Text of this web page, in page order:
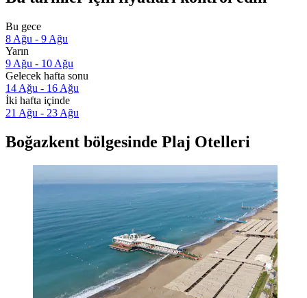
Bu gece
8 Ağu - 9 Ağu
Yarın
9 Ağu - 10 Ağu
Gelecek hafta sonu
14 Ağu - 16 Ağu
İki hafta içinde
21 Ağu - 23 Ağu
Boğazkent bölgesinde Plaj Otelleri